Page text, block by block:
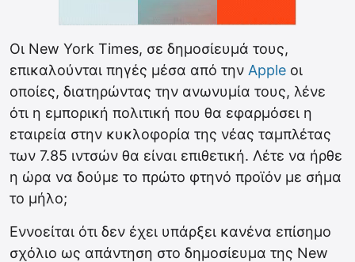
Οι New York Times, σε δημοσίευμά τους,
επικαλούνται πηγές μέσα από την Apple οι
οποίες, διατηρώντας την ανωνυμία τους, λένε
ότι η εμπορική πολιτική που θα εφαρμόσει η
εταιρεία στην κυκλοφορία της νέας ταμπλέτας
των 7.85 ιντσών θα είναι επιθετική. Λέτε να ήρθε
η ώρα να δούμε το πρώτο φτηνό προϊόν με σήμα
το μήλο;
Εννοείται ότι δεν έχει υπάρξει κανένα επίσημο
σχόλιο ως απάντηση στο δημοσίευμα της New